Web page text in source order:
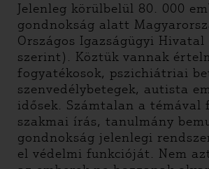
Jelenleg körülbelül 80. 000
gondnokság alatt
Országos Igazságügyi
szerint). Köztük vannak
fogyatékosok, pszichiátriai
szenvedélybetegek, autista
idősek. Számtalan a témával
szakmai írás, tanulmány
gondnokság jelenlegi
el védelmi funkcióját. Nem